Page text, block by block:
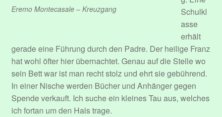
Eremo Montecasale – Kreuzgang
Schulkl
asse
erhält
gerade eine Führung durch den Padre. Der heilige Franz
hat wohl öfter hier übernachtet. Genau auf die Stelle wo
sein Bett war ist man recht stolz und ehrt sie gebührend.
In einer Nische werden Bücher und Anhänger gegen
Spende verkauft. Ich suche ein kleines Tau aus, welches
ich fortan um den Hals trage.